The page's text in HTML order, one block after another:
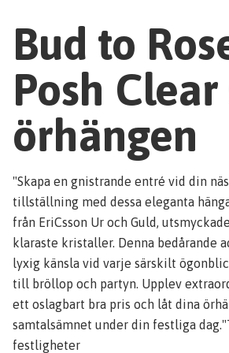
Bud to
Posh
örhängen
"Skapa en gnistrande entré vid din
tillställning med dessa eleganta
från EriCsson Ur och Guld,
klaraste kristaller. Denna bedårande
lyxig känsla vid varje särskilt
till bröllop och partyn. Upplev
ett oslagbart bra pris och låt dina
samtalsämnet under din festliga
festligheter